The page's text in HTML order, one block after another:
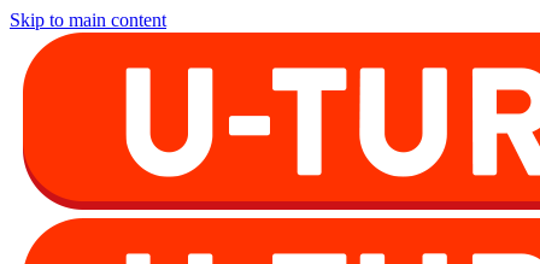
Skip to main content